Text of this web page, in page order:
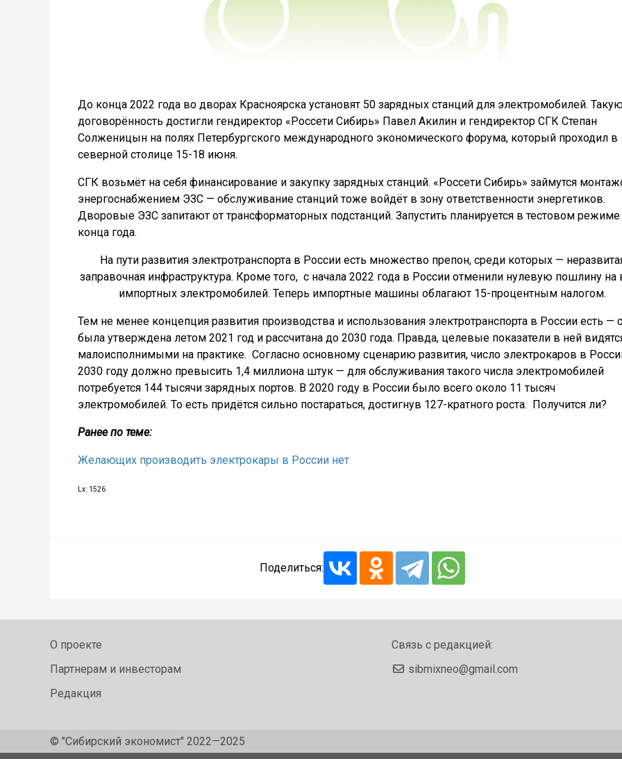
До конца 2022 года во дворах Красноярска установят 50 зарядных станций для электромобилей.
договорённость достигли гендиректор «Россети Сибирь» Павел Акилин и гендиректор СГК Степан
Солженицын на полях Петербургского международного экономического форума, который проходил в
северной столице 15-18 июня.
СГК возьмёт на себя финансирование и закупку зарядных станций. «Россети Сибирь» займутся
энергоснабжением ЭЗС — обслуживание станций тоже войдёт в зону ответственности энергетиков.
Дворовые ЭЗС запитают от трансформаторных подстанций. Запустить планируется в тестовом
конца года.
На пути развития электротранспорта в России есть множество препон, среди которых —
заправочная инфраструктура. Кроме того, с начала 2022 года в России отменили нулевую пошлину на
импортных электромобилей. Теперь импортные машины облагают 15-процентным налогом.
Тем не менее концепция развития производства и использования электротранспорта в России есть —
была утверждена летом 2021 год и рассчитана до 2030 года. Правда, целевые показатели в ней
малоисполнимыми на практике. Согласно основному сценарию развития, число электрокаров в
2030 году должно превысить 1,4 миллиона штук — для обслуживания такого числа электромобилей
потребуется 144 тысячи зарядных портов. В 2020 году в России было всего около 11 тысяч
электромобилей. То есть придётся сильно постараться, достигнув 127-кратного роста. Получится ли?
Ранее по теме:
Желающих производить электрокары в России нет
Lx: 1526
Поделиться:
О проекте
Партнерам и инвесторам
Редакция
Связь с редакцией:
sibmixneo@gmail.com
© "Сибирский экономист" 2022—2025